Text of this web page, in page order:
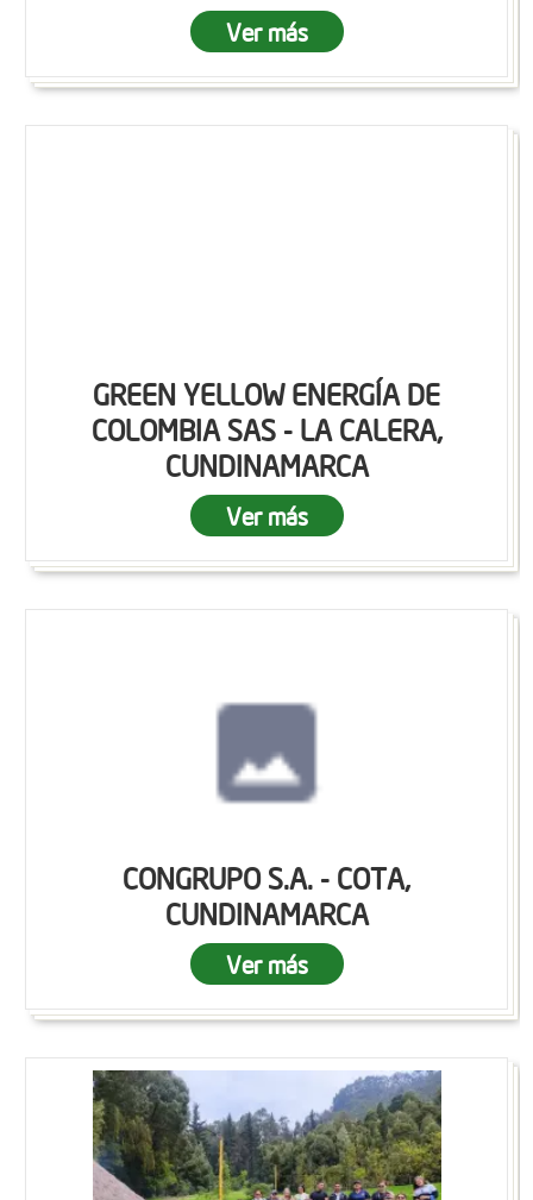
Ver más
GREEN YELLOW ENERGÍA DE
COLOMBIA SAS - LA CALERA,
CUNDINAMARCA
Ver más
CONGRUPO S.A. - COTA,
CUNDINAMARCA
Ver más